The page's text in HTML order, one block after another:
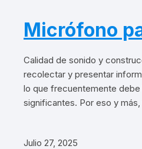
Micrófono
Calidad de sonido y
recolectar y presentar
lo que frecuentemente
significantes. Por eso y
Julio 27, 2025